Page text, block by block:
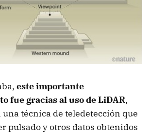
este importante
fue gracias al uso de LiDAR,
una técnica de teledetección que
pulsado y otros datos obtenidos